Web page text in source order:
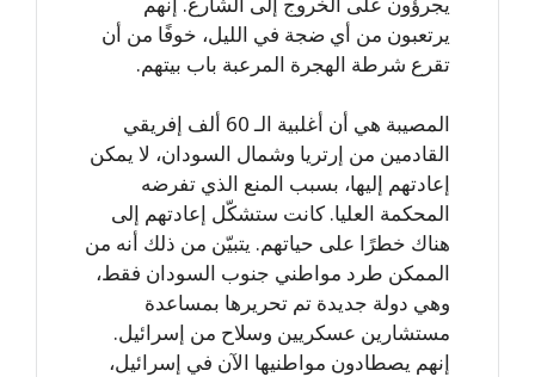
يرتعبون من أي ضجة في الليل، خوفًا من أن
تقرع شرطة الهجرة المرعبة باب بيتهم.
المصيبة هي أن أغلبية الـ 60 ألف إفريقي
القادمين من إرتريا وشمال السودان، لا يمكن
إعادتهم إليها، بسبب المنع الذي تفرضه
المحكمة العليا. كانت ستشكّل إعادتهم إلى
هناك خطرًا على حياتهم. يتبيّن من ذلك أنه من
الممكن طرد مواطني جنوب السودان فقط،
وهي دولة جديدة تم تحريرها بمساعدة
مستشارين عسكريين وسلاح من إسرائيل.
إنهم يصطادون مواطنيها الآن في إسرائيل،